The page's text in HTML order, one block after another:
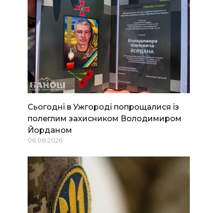
Сьогодні в Ужгороді попрощалися із
полеглим захисником Володимиром
Йорданом
06.08.2026